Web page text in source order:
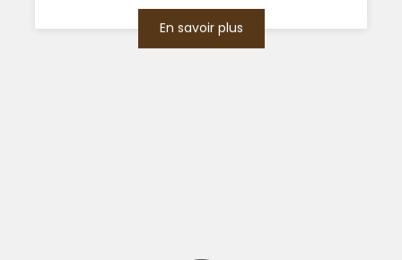
En savoir plus